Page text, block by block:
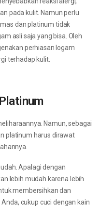
pada kulit. Namun perlu
dan platinum tidak
asli saja yang bisa. Oleh
perhiasan logam
terhadap kulit.
Namun, sebagai
platinum harus dirawat
Apalagi dengan
lebih mudah karena lebih
membersihkan dan
cukup cuci dengan kain